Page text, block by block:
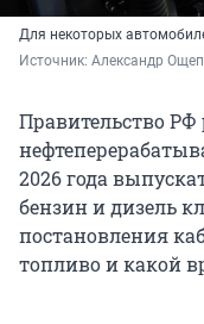
Для некоторых
Источник: Александр
Правительство
2026 года
бензин и дизель
постановления
топливо и какой